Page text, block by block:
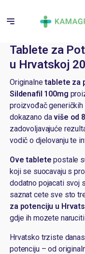
content
Tablete za
u Hrvatskoj
Originalnetablete za
Sildenafil 100mg
proizvođač generičkih
dokazano daviše od
zadovoljavajuće
vodič o djelovanjute
Ove tablete postale
koji se suocavaju s
dodatno pojacati svoj
saznat cete sve sto
za potenciju u
gdje ih mozete
Hrvatsko trziste
potenciju – od